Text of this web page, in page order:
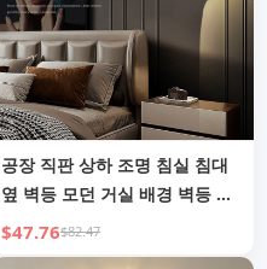
공장 직판 상하 조명 침실 침대
옆 벽등 모던 거실 배경 벽등 미
니멀 복도 복도등 조명기구
$47.76$82.47